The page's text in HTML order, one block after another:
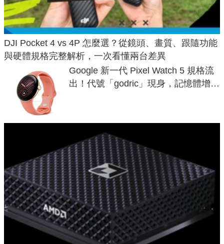
DJI Pocket 4 vs 4P 怎麼選？從鏡頭、畫質、跟隨功能
與硬體規格完整解析，一次看懂兩台差異
Google 新一代 Pixel Watch 5 規格流
出！代號「godric」現身，記憶體增強